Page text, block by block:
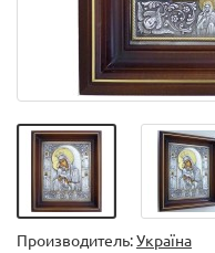
Производитель:Україна